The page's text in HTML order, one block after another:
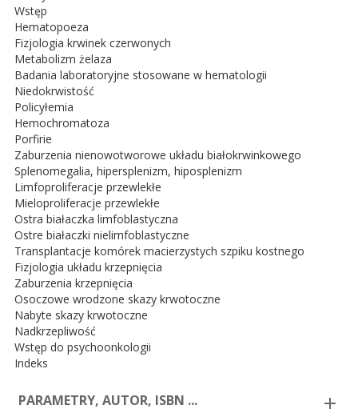
Wstęp
Hematopoeza
Fizjologia krwinek czerwonych
Metabolizm żelaza
Badania laboratoryjne stosowane w hematologii
Niedokrwistość
Policyłemia
Hemochromatoza
Porfirie
Zaburzenia nienowotworowe układu białokrwinkowego
Splenomegalia, hipersplenizm, hiposplenizm
Limfoproliferacje przewlekłe
Mieloproliferacje przewlekłe
Ostra białaczka limfoblastyczna
Ostre białaczki nielimfoblastyczne
Transplantacje komórek macierzystych szpiku kostnego
Fizjologia układu krzepnięcia
Zaburzenia krzepnięcia
Osoczowe wrodzone skazy krwotoczne
Nabyte skazy krwotoczne
Nadkrzepliwość
Wstęp do psychoonkologii
Indeks
PARAMETRY, AUTOR, ISBN ...